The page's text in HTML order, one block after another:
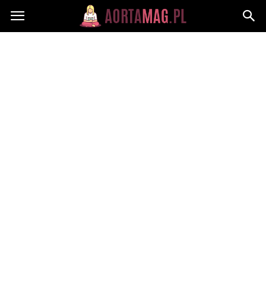
Aortamag.pl